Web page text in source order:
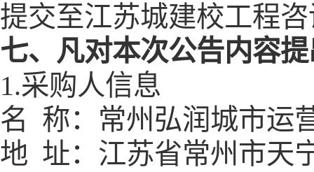
提交至江苏城建校工程
七、 凡对本次公告内容
1.采购人信息
名 称： 常州弘润城市运
地 址： 江苏省常州市天